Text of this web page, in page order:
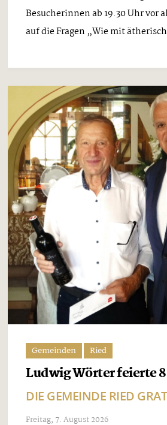
Besucherinnen ab 19.30 Uhr vor
auf die Fragen „Wie mit
Gemeinden Ried
Ludwig Wörter feierte
DIE GEMEINDE RIED
Freitag, 7. August 2026